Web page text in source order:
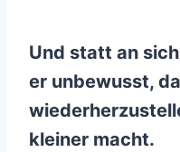
Und statt an
er unbewusst,
kleiner macht.